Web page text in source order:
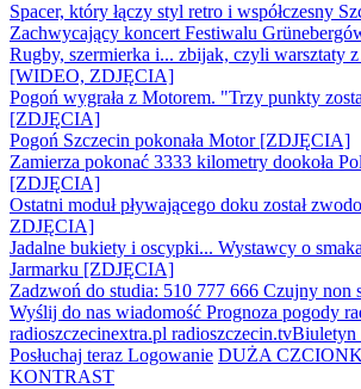
Spacer, który łączy styl retro i współczesny
Zachwycający koncert Festiwalu
Rugby, szermierka i... zbijak, czyli warsztaty
[WIDEO, ZDJĘCIA]
Pogoń wygrała z Motorem. "Trzy punkty
[ZDJĘCIA]
Pogoń Szczecin pokonała Motor [ZDJĘCIA]
Zamierza pokonać 3333 kilometry dookoła
[ZDJĘCIA]
Ostatni moduł pływającego doku został
ZDJĘCIA]
Jadalne bukiety i oscypki... Wystawcy o
Jarmarku [ZDJĘCIA]
Zadzwoń do studia: 510 777 666 Czujny non
Wyślij do nas wiadomość Prognoza pogody
radioszczecinextra.pl radioszczecin.tvBiuletyn
Posłuchaj teraz Logowanie DUŻA
KONTRAST